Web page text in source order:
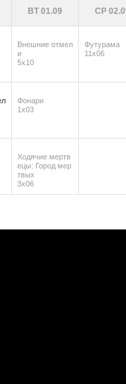
ВТ 01.09 СР
Внешние отмел
и
5х10
Футурама
11х06
Фонари
1х03
Ходячие мертв
ецы: Город мер
твых
3х06